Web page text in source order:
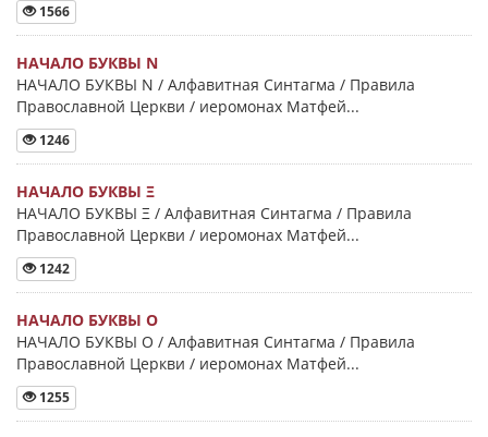
1566
НАЧАЛО БУКВЫ Ν
НАЧАЛО БУКВЫ Ν / Алфавитная Синтагма / Правила
Православной Церкви / иеромонах Матфей...
1246
НАЧАЛО БУКВЫ Ξ
НАЧАЛО БУКВЫ Ξ / Алфавитная Синтагма / Правила
Православной Церкви / иеромонах Матфей...
1242
НАЧАЛО БУКВЫ Ο
НАЧАЛО БУКВЫ Ο / Алфавитная Синтагма / Правила
Православной Церкви / иеромонах Матфей...
1255